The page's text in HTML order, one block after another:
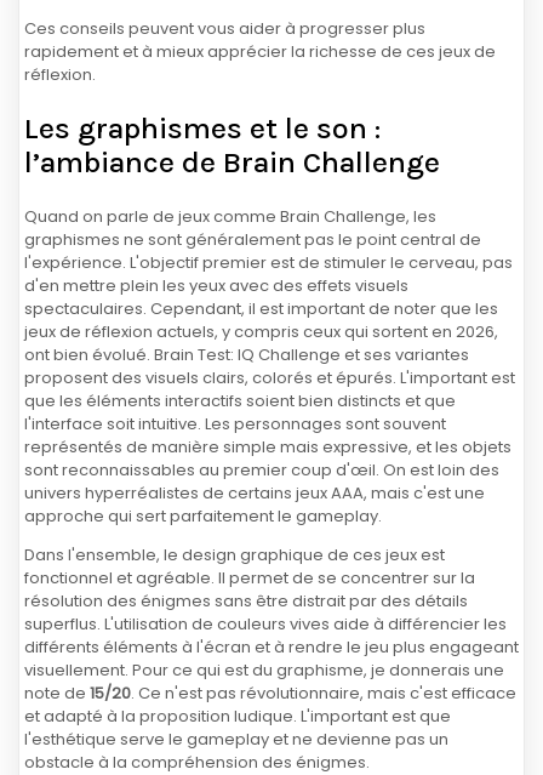
Ces conseils peuvent vous aider à progresser plus
rapidement et à mieux apprécier la richesse de ces jeux de
réflexion.
Les graphismes et le son :
l’ambiance de Brain Challenge
Quand on parle de jeux comme Brain Challenge, les
graphismes ne sont généralement pas le point central de
l'expérience. L'objectif premier est de stimuler le cerveau, pas
d'en mettre plein les yeux avec des effets visuels
spectaculaires. Cependant, il est important de noter que les
jeux de réflexion actuels, y compris ceux qui sortent en 2026,
ont bien évolué. Brain Test: IQ Challenge et ses variantes
proposent des visuels clairs, colorés et épurés. L'important est
que les éléments interactifs soient bien distincts et que
l'interface soit intuitive. Les personnages sont souvent
représentés de manière simple mais expressive, et les objets
sont reconnaissables au premier coup d'œil. On est loin des
univers hyperréalistes de certains jeux AAA, mais c'est une
approche qui sert parfaitement le gameplay.
Dans l'ensemble, le design graphique de ces jeux est
fonctionnel et agréable. Il permet de se concentrer sur la
résolution des énigmes sans être distrait par des détails
superflus. L'utilisation de couleurs vives aide à différencier les
différents éléments à l'écran et à rendre le jeu plus engageant
visuellement. Pour ce qui est du graphisme, je donnerais une
note de 15/20. Ce n'est pas révolutionnaire, mais c'est efficace
et adapté à la proposition ludique. L'important est que
l'esthétique serve le gameplay et ne devienne pas un
obstacle à la compréhension des énigmes.